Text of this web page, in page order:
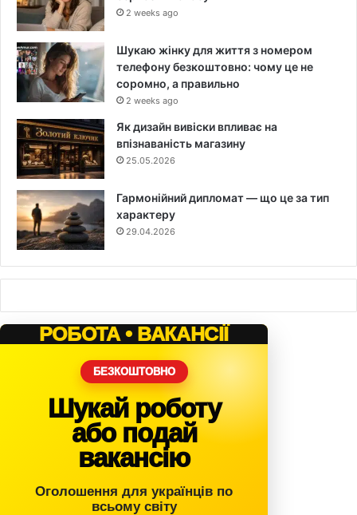
2 weeks ago
Шукаю жінку для життя з номером
телефону безкоштовно: чому це не
соромно, а правильно
2 weeks ago
Як дизайн вивіски впливає на
впізнаваність магазину
25.05.2026
Гармонійний дипломат — що це за тип
характеру
29.04.2026
РОБОТА • ВАКАНСІЇ
БЕЗКОШТОВНО
Шукай роботу
або подай
вакансію
Оголошення для українців по
всьому світу